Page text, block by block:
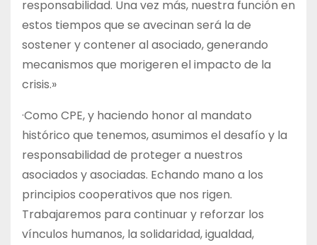
responsabilidad. Una vez más, nuestra función en
estos tiempos que se avecinan será la de
sostener y contener al asociado, generando
mecanismos que morigeren el impacto de la
crisis.»
·Como CPE, y haciendo honor al mandato
histórico que tenemos, asumimos el desafío y la
responsabilidad de proteger a nuestros
asociados y asociadas. Echando mano a los
principios cooperativos que nos rigen.
Trabajaremos para continuar y reforzar los
vínculos humanos, la solidaridad, igualdad,